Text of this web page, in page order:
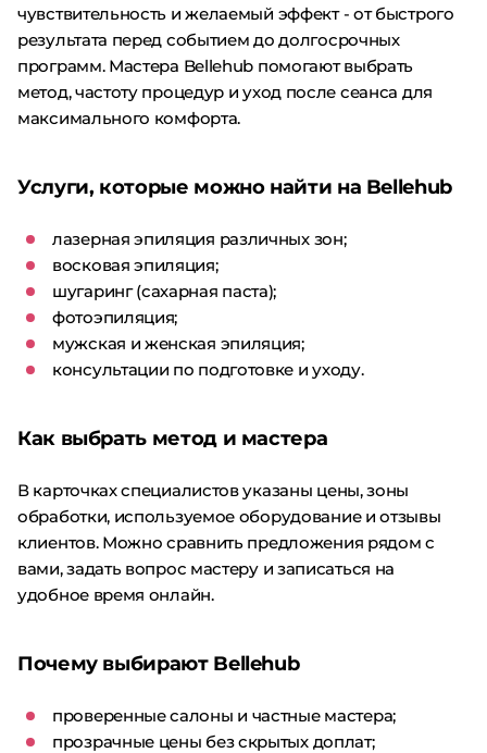
чувствительность и желаемый эффект - от быстрого
результата перед событием до долгосрочных
программ. Мастера Bellehub помогают выбрать
метод, частоту процедур и уход после сеанса для
максимального комфорта.
Услуги, которые можно найти на Bellehub
лазерная эпиляция различных зон;
восковая эпиляция;
шугаринг (сахарная паста);
фотоэпиляция;
мужская и женская эпиляция;
консультации по подготовке и уходу.
Как выбрать метод и мастера
В карточках специалистов указаны цены, зоны
обработки, используемое оборудование и отзывы
клиентов. Можно сравнить предложения рядом с
вами, задать вопрос мастеру и записаться на
удобное время онлайн.
Почему выбирают Bellehub
проверенные салоны и частные мастера;
прозрачные цены без скрытых доплат;